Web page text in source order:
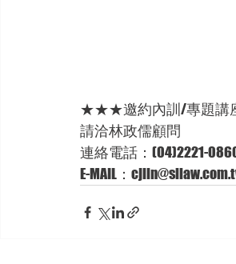
★★★邀約內訓/專題
請洽林政儒顧問
連絡電話：(04)2221-
E-MAIL：